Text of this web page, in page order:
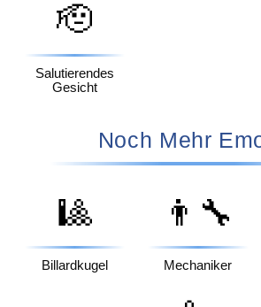
🫡
Salutierendes
Gesicht
Noch Mehr
🎱
Billardkugel
👨‍🔧
Mechaniker